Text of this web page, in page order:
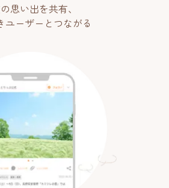
思い出を共有、
ユーザーとつながる